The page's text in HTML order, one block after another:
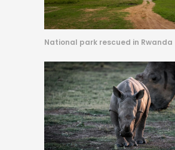
National park rescued in Rwanda